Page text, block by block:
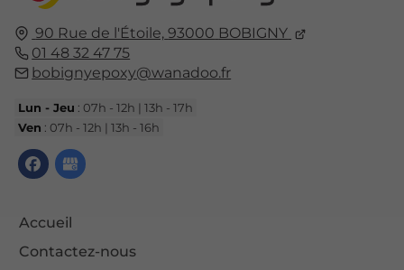
90 Rue de l'Étoile, 93000 BOBIGNY
01 48 32 47 75
bobignyepoxy@wanadoo.fr
Lun - Jeu : 07h - 12h | 13h - 17h
Ven : 07h - 12h | 13h - 16h
Accueil
Contactez-nous